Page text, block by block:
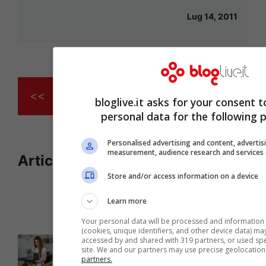
Lug 14, 2011
<< 4 5
Articoli recenti
Abel Ferrara: la mia
battaglia contro la
dipendenza da crack e la
Come creare un menu
digitale gratuito per il
bloglive.it asks for your consent
personal data for the following
Personalised advertising and content,
measurement, audience research and
Store and/or access information on a device
Learn more
Your personal data will be processed and
(cookies, unique identifiers, and other device data)
accessed by and shared with 319 partners, or used
site. We and our partners may use precise
partners.